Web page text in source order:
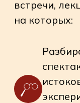
конечно,
исполнения